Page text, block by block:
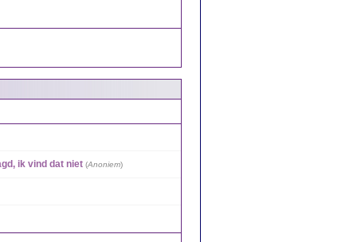
ik vind dat niet (Anoniem)